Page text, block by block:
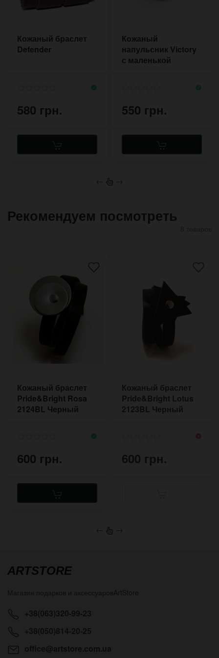
Кожаный браслет
Defender
580 грн.
Кожаный
напульсник Victory
с маленькой
550 грн.
← →
Рекомендуем посмотреть
Кожаный браслет
Pride&Bright Rosa
2124BL Черный
600 грн.
Кожаный браслет
Pride&Bright Lotus
2123BL Черный
600 грн.
← →
ARTSTORE